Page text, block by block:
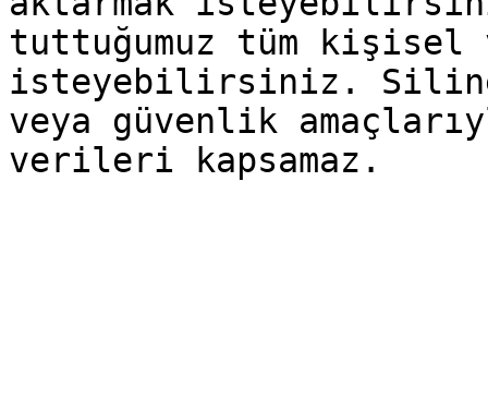
tuttuğumuz tüm
isteyebilirsiniz.
veya güvenlik
verileri kapsamaz.